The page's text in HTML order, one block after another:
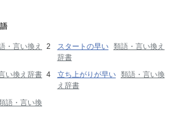
・言い換え
スタートの早い 類語・言い換え
辞書
い換え辞書 立ち上がりが早い 類語・言い換
え辞書
語・言い換